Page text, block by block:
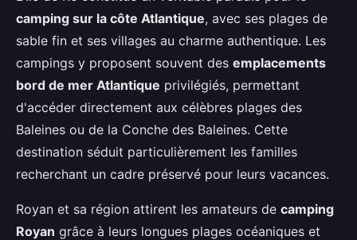
camping sur la côte Atlantique, avec ses plages de
sable fin et ses villages au charme authentique. Les
campings y proposent souvent des emplacements
bord de mer Atlantique privilégiés, permettant
d'accéder directement aux célèbres plages des
Baleines ou de la Conche des Baleines. Cette
destination séduit particulièrement les familles
recherchant un cadre préservé pour leurs vacances.
Royan et sa région attirent les amateurs de camping
Royan grâce à leurs longues plages océaniques et